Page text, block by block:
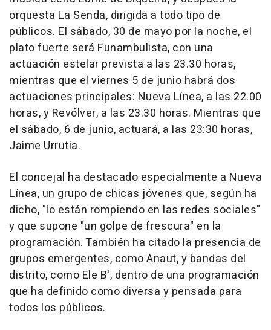
orquesta La Senda, dirigida a todo tipo de
públicos. El sábado, 30 de mayo por la noche, el
plato fuerte será Funambulista, con una
actuación estelar prevista a las 23.30 horas,
mientras que el viernes 5 de junio habrá dos
actuaciones principales: Nueva Línea, a las 22.00
horas, y Revólver, a las 23.30 horas. Mientras que
el sábado, 6 de junio, actuará, a las 23:30 horas,
Jaime Urrutia.
El concejal ha destacado especialmente a Nueva
Línea, un grupo de chicas jóvenes que, según ha
dicho, "lo están rompiendo en las redes sociales"
y que supone "un golpe de frescura" en la
programación. También ha citado la presencia de
grupos emergentes, como Anaut, y bandas del
distrito, como Ele B', dentro de una programación
que ha definido como diversa y pensada para
todos los públicos.